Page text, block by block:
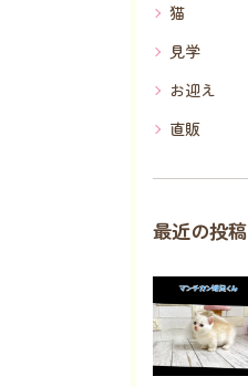
猫
見学
お迎え
直販
最近の投稿